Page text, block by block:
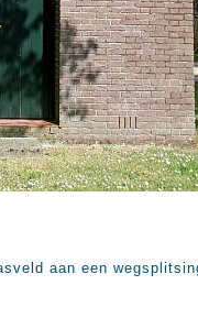
aan een